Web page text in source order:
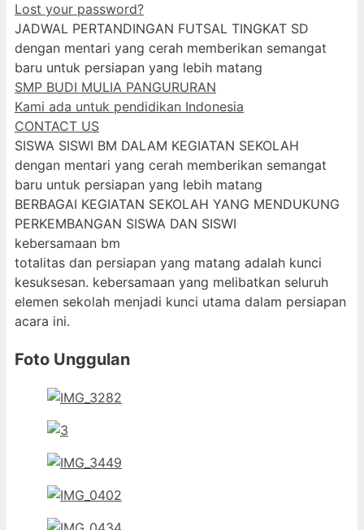
Lost your password?
JADWAL PERTANDINGAN FUTSAL TINGKAT SD
dengan mentari yang cerah memberikan semangat
baru untuk persiapan yang lebih matang
SMP BUDI MULIA PANGURURAN
Kami ada untuk pendidikan Indonesia
CONTACT US
SISWA SISWI BM DALAM KEGIATAN SEKOLAH
dengan mentari yang cerah memberikan semangat
baru untuk persiapan yang lebih matang
BERBAGAI KEGIATAN SEKOLAH YANG MENDUKUNG
PERKEMBANGAN SISWA DAN SISWI
kebersamaan bm
totalitas dan persiapan yang matang adalah kunci
kesuksesan. kebersamaan yang melibatkan seluruh
elemen sekolah menjadi kunci utama dalam persiapan
acara ini.
Foto Unggulan